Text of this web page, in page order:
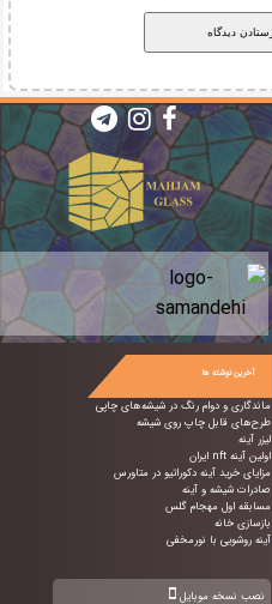
آخرین نوشته ها
ماندگاری و دوام رنگ در شیشه‌های چاپی
طرح‌های قابل چاپ روی شیشه
لیزر آینه
اولین آینه nft ایران
مزایای خرید آینه دکوراتیو در متاورس
صادرات شیشه و آینه
مسابقه اول مهجام گلس
بازسازی خانه
آینه روشویی با نورمخفی
نصب نسخه موبایل